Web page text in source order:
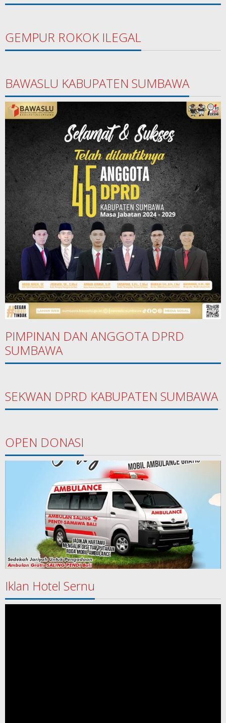
GEMPUR ROKOK ILEGAL
BAWASLU KABUPATEN SUMBAWA
PIMPINAN DAN ANGGOTA DPRD
SUMBAWA
SEKWAN DPRD KABUPATEN SUMBAWA
OPEN DONASI
Iklan Hotel Sernu